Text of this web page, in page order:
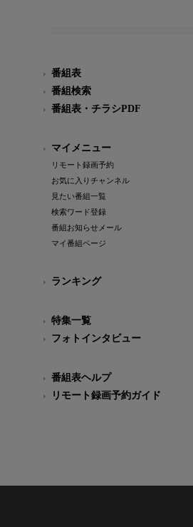
番組表
番組検索
番組表・チラシPDF
マイメニュー
リモート録画予約
お気に入りチャンネル
見たい番組一覧
検索ワード登録
番組お知らせメール
マイ番組ページ
ランキング
特集一覧
フォトインタビュー
番組表ヘルプ
リモート録画予約ガイド